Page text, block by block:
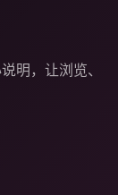
明，让浏览、